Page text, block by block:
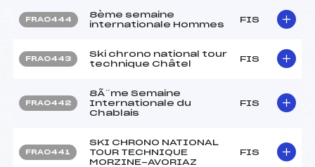
FRA0444
8ème semaine
internationale Hommes
FIS
FRA0443
Ski chrono national tour
technique Châtel
FIS
FRA0442
8Ã¨me Semaine
Internationale du
Chablais
FIS
FRA0441
SKI CHRONO NATIONAL
TOUR TECHNIQUE
MORZINE-AVORIAZ
FIS